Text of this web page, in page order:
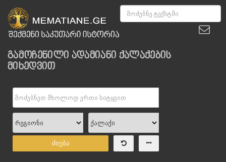
გამოჩენილი ადამიანი ქალაქების
მიხედვით
ძიება